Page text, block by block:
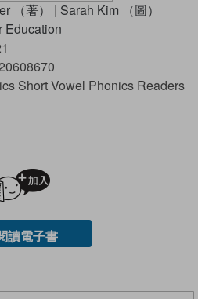
（著） | Sarah Kim （圖）
Education
Short Vowel Phonics Readers
讀電子書